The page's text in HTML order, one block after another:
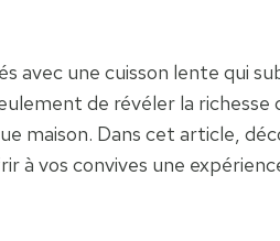
avec une cuisson lente qui
de révéler la richesse
maison. Dans cet article,
à vos convives une